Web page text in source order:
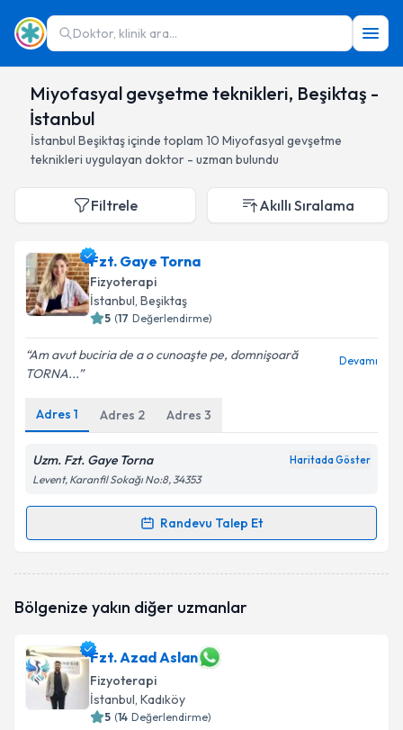
Doktor, klinik ara...
Miyofasyal gevşetme teknikleri, Beşiktaş -
İstanbul
İstanbul Beşiktaşiçinde toplam 10 Miyofasyal gevşetme
teknikleri uygulayan doktor - uzman bulundu
Filtrele Akıllı Sıralama
Fzt. Gaye Torna
Fizyoterapi
İstanbul, Beşiktaş
5 (17 Değerlendirme)
Am avut buciria de a o cunoaşte pe, domnişoară
TORNA...
Devamı
Adres 1 Adres 2 Adres 3
Uzm. Fzt. Gaye Torna Haritada Göster
Levent, Karanfil Sokağı No:8, 34353
Randevu Talep Et
Randevu Takvimi Talebi
Size bu uzmandan randevu almanız için bir takvim
E-posta Adresiniz
Bölgenize yakın diğer uzmanlar
Fzt. Azad Aslan
Fizyoterapi
İstanbul, Kadıköy
5 (14 Değerlendirme)